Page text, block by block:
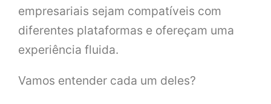
empresariais sejam compatíveis com
diferentes plataformas e ofereçam uma
experiência fluida.
Vamos entender cada um deles?